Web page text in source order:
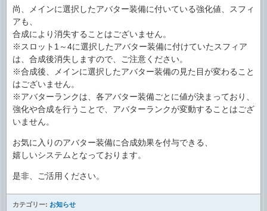
尚、メインに選択したアバター装備に付いている強化値、スフィ
アも、
合成により消失することはございません。
※スロット1～4に選択したアバター装備に付けていたスフィア
は、合成後消失しますので、ご注意ください。
※合成後、メインに選択したアバター装備の見た目が変わること
はございません。
※アバターランクは、各アバター装備ごとに値が決まっており、
強化や合成を行うことで、アバターランクが変動することはござ
いません。
お気に入りのアバター装備に合成効果を付与できる、
嬉しいシステムとなっております。
是非、ご活用ください。
カテゴリー: お知らせ